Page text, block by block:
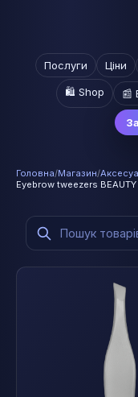
Послуги Ціни
🛍️ Shop 📰
Головна/Магазин/
Eyebrow tweezers